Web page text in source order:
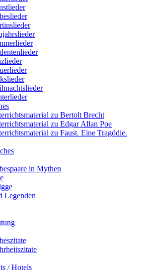
zu Bertolt Brecht
zu Edgar Allan Poe
zu Faust. Eine Tragödie.
in Mythen
Legenden
/ Hotels